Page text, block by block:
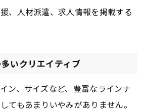
、人材派遣、求人情報を掲載する
いクリエイティブ
ン、サイズなど、豊富なラインナ
てもあまりいやみがありません。